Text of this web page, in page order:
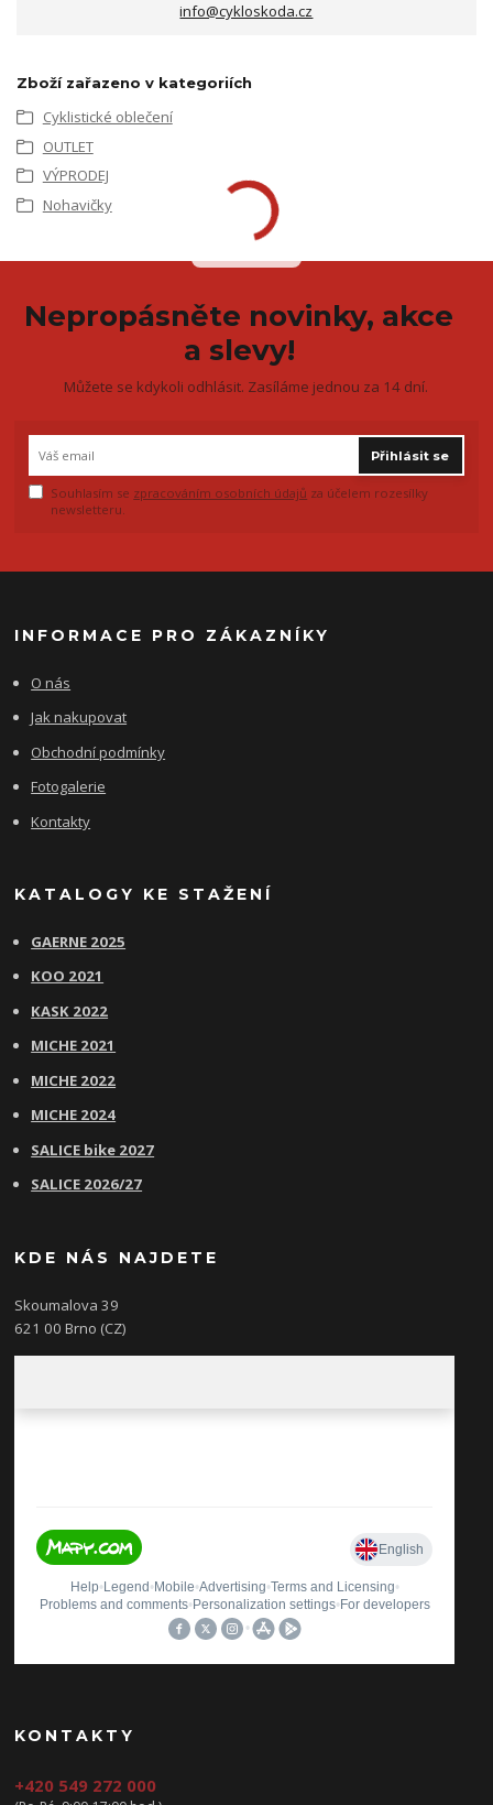
info@cykloskoda.cz
Zboží zařazeno v kategoriích
Cyklistické oblečení
OUTLET
VÝPRODEJ
Nohavičky
Nepropásněte novinky, akce
a slevy!
Můžete se kdykoli odhlásit. Zasíláme jednou za 14 dní.
Přihlásit se
Souhlasím se zpracováním osobních údajů za účelem rozesílky
newsletteru.
INFORMACE PRO ZÁKAZNÍKY
O nás
Jak nakupovat
Obchodní podmínky
Fotogalerie
Kontakty
KATALOGY KE STAŽENÍ
GAERNE 2025
KOO 2021
KASK 2022
MICHE 2021
MICHE 2022
MICHE 2024
SALICE bike 2027
SALICE 2026/27
KDE NÁS NAJDETE
Skoumalova 39
621 00 Brno (CZ)
KONTAKTY
+420 549 272 000